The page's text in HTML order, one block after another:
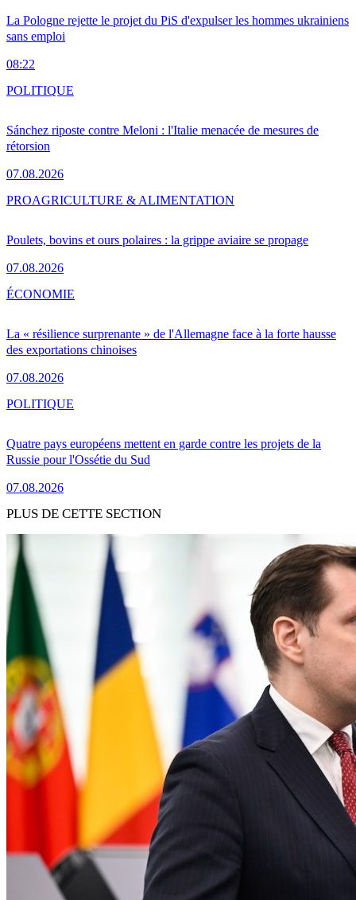
La Pologne rejette le projet du PiS d'expulser les hommes ukrainiens
sans emploi
08:22
Sánchez riposte contre Meloni : l'Italie menacée de mesures de
rétorsion
07.08.2026
POLITIQUE
Poulets, bovins et ours polaires : la grippe aviaire se propage
07.08.2026
PROAGRICULTURE & ALIMENTATION
La « résilience surprenante » de l'Allemagne face à la forte hausse
des exportations chinoises
07.08.2026
ÉCONOMIE
Quatre pays européens mettent en garde contre les projets de la
Russie pour l'Ossétie du Sud
07.08.2026
POLITIQUE
PLUS DE CETTE SECTION